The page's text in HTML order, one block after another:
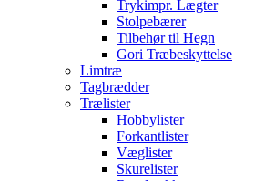
Trykimpr. Lægter
Stolpebærer
Tilbehør til Hegn
Gori Træbeskyttelse
Limtræ
Tagbrædder
Trælister
Hobbylister
Forkantlister
Væglister
Skurelister